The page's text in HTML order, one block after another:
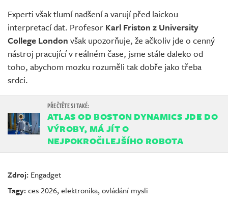
Experti však tlumí nadšení a varují před laickou
interpretací dat. Profesor Karl Friston z University
College London však upozorňuje, že ačkoliv jde o cenný
nástroj pracující v reálném čase, jsme stále daleko od
toho, abychom mozku rozuměli tak dobře jako třeba
srdci.
ATLAS OD BOSTON DYNAMICS JDE DO
VÝROBY, MÁ JÍT O
NEJPOKROČILEJŠÍHO ROBOTA
Zdroj: Engadget
Tagy:ces 2026,elektronika,ovládání mysli